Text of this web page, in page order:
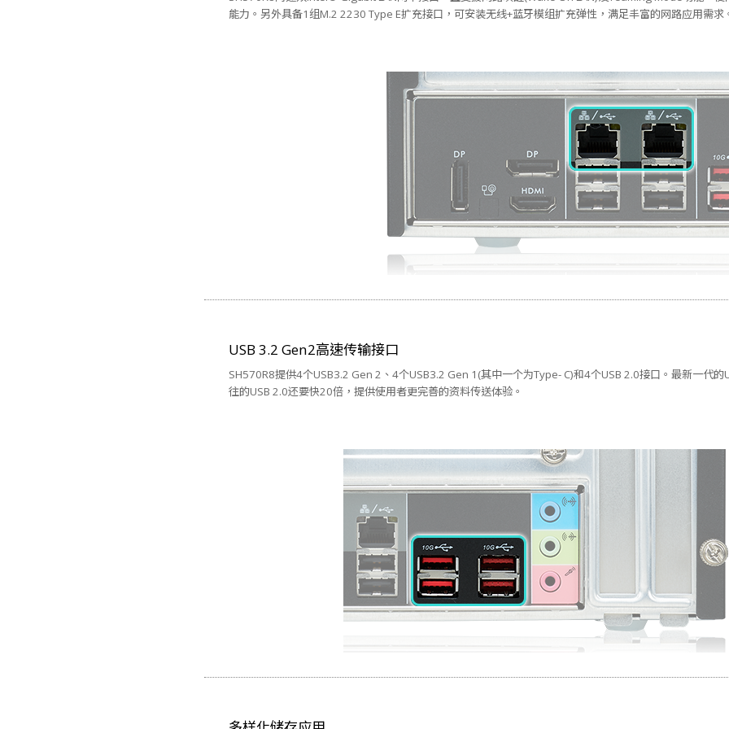
能力。另外具备1组M.2 2230 Type E扩充接口，可安装无线+蓝牙模组扩充弹性，满足丰富的网路应用需求
USB 3.2 Gen2高速传输接口
SH570R8提供4个USB3.2 Gen 2、4个USB3.2 Gen 1(其中一个为Type- C)和4个USB 2.0接口。最新一代
往的USB 2.0还要快20倍，提供使用者更完善的资料传送体验。